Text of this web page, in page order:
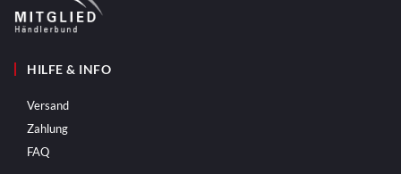
HILFE & INFO
Versand
Zahlung
FAQ